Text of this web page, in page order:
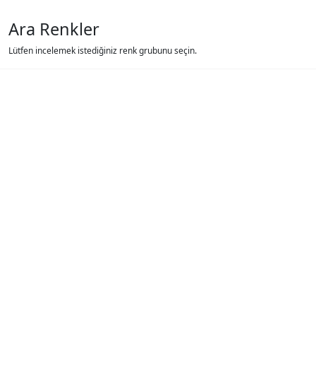
Ara Renkler
Lütfen incelemek istediğiniz renk grubunu seçin.